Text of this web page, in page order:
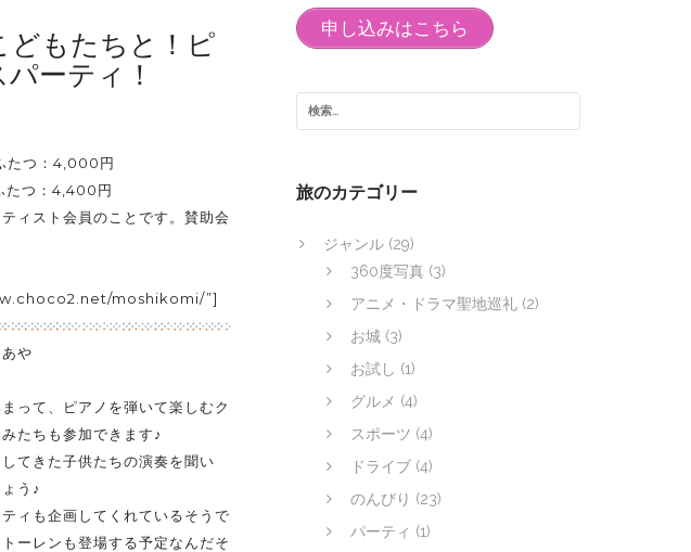
どもたちと！ピ
ーティ！
たつ：4,000円
たつ：4,400円
ィスト会員のことです。賛助会
moshikomi/”]
や
って、ピアノを弾いて楽しむク
たちも参加できます♪
てきた子供たちの演奏を聞い
う♪
ィも企画してくれているそうで
ーレンも登場する予定なんだそ
申し込みはこちら
旅のカテゴリー
ジャンル (29)
360度写真 (3)
アニメ・ドラマ聖地巡礼 (2)
お城 (3)
お試し (1)
グルメ (4)
スポーツ (4)
ドライブ (4)
のんびり (23)
パーティ (1)